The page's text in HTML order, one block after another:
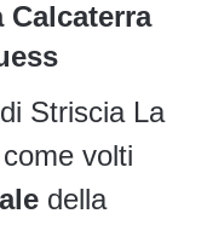
Calcaterra
Striscia La
volti
della